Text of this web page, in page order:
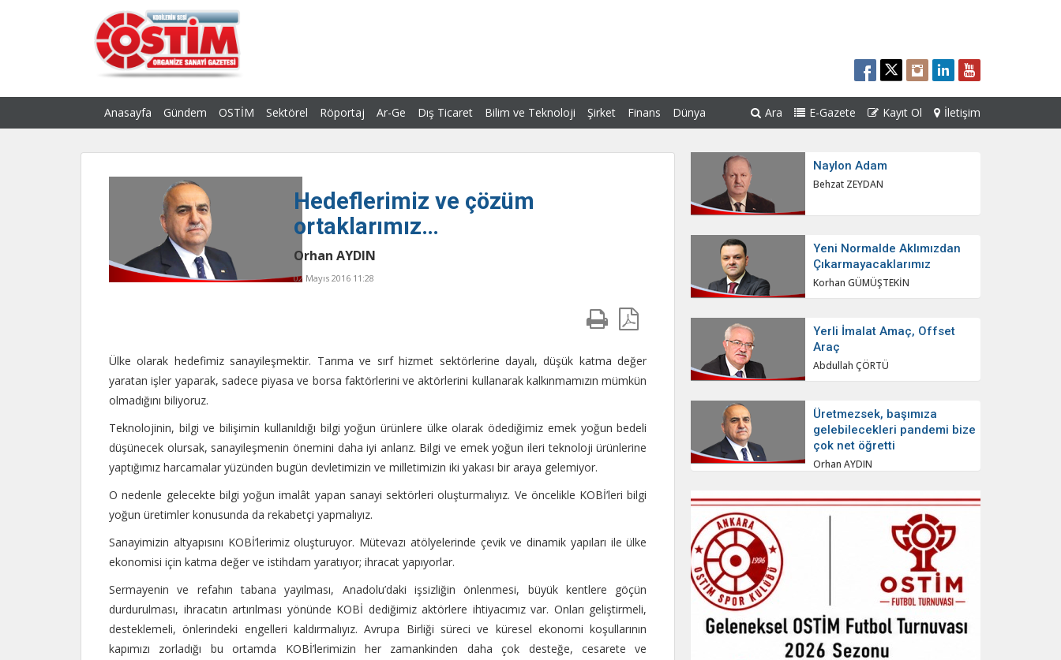
Anasayfa Gündem OSTİM Sektörel Röportaj Ar-Ge Dış Ticaret Bilim ve Teknoloji Şirket Finans Dünya Ara E-Gazete Kayıt Ol İletişim
Hedeflerimiz ve çözüm
ortaklarımız…
Orhan AYDIN
02 Mayıs 2016 11:28
Ülke olarak hedefimiz sanayileşmektir. Tarıma ve sırf hizmet sektörlerine dayalı, düşük katma değer
yaratan işler yaparak, sadece piyasa ve borsa faktörlerini ve aktörlerini kullanarak kalkınmamızın mümkün
olmadığını biliyoruz.
Teknolojinin, bilgi ve bilişimin kullanıldığı bilgi yoğun ürünlere ülke olarak ödediğimiz emek yoğun bedeli
düşünecek olursak, sanayileşmenin önemini daha iyi anlarız. Bilgi ve emek yoğun ileri teknoloji ürünlerine
yaptığımız harcamalar yüzünden bugün devletimizin ve milletimizin iki yakası bir araya gelemiyor.
O nedenle gelecekte bilgi yoğun imalât yapan sanayi sektörleri oluşturmalıyız. Ve öncelikle KOBİ’leri bilgi
yoğun üretimler konusunda da rekabetçi yapmalıyız.
Sanayimizin altyapısını KOBİ’lerimiz oluşturuyor. Mütevazı atölyelerinde çevik ve dinamik yapıları ile ülke
ekonomisi için katma değer ve istihdam yaratıyor; ihracat yapıyorlar.
Sermayenin ve refahın tabana yayılması, Anadolu’daki işsizliğin önlenmesi, büyük kentlere göçün
durdurulması, ihracatın artırılması yönünde KOBİ dediğimiz aktörlere ihtiyacımız var. Onları geliştirmeli,
desteklemeli, önlerindeki engelleri kaldırmalıyız. Avrupa Birliği süreci ve küresel ekonomi koşullarının
kapımızı zorladığı bu ortamda KOBİ’lerimizin her zamankinden daha çok desteğe, cesarete ve
Naylon Adam
Behzat ZEYDAN
Yeni Normalde Aklımızdan
Çıkarmayacaklarımız
Korhan GÜMÜŞTEKİN
Yerli İmalat Amaç, Offset
Araç
Abdullah ÇÖRTÜ
Üretmezsek, başımıza
gelebilecekleri pandemi bize
çok net öğretti
Orhan AYDIN